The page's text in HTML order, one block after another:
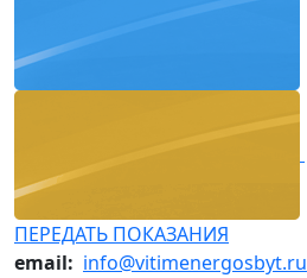
ПЕРЕДАТЬ ПОКАЗАНИЯ
email: info@vitimenergosbyt.ru